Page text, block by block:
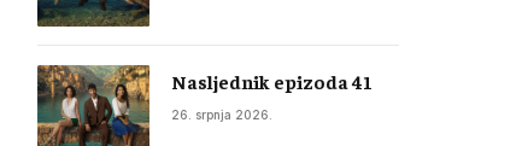
Nasljednik epizoda 41
26. srpnja 2026.